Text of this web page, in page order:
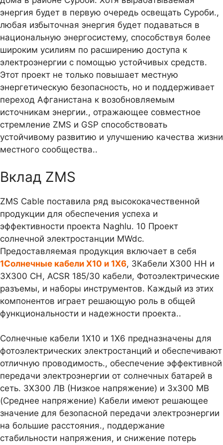
энергия будет в первую очередь освещать Суроби.,
любая избыточная энергия будет подаваться в
национальную энергосистему, способствуя более
широким усилиям по расширению доступа к
электроэнергии с помощью устойчивых средств.
Этот проект не только повышает местную
энергетическую безопасность, но и поддерживает
переход Афганистана к возобновляемым
источникам энергии., отражающее совместное
стремление ZMS и GSP способствовать
устойчивому развитию и улучшению качества жизни
местного сообщества..
Вклад ZMS
ZMS Cable поставила ряд высококачественной
продукции для обеспечения успеха и
эффективности проекта Naghlu. 10 Проект
солнечной электростанции MWdc.
Предоставляемая продукция включает в себя
1Солнечные кабели X10 и 1X6, 3Кабели X300 НН и
3X300 СН, ACSR 185/30 кабели, Фотоэлектрические
разъемы, и наборы инструментов. Каждый из этих
компонентов играет решающую роль в общей
функциональности и надежности проекта..
Солнечные кабели 1X10 и 1X6 предназначены для
фотоэлектрических электростанций и обеспечивают
отличную проводимость., обеспечение эффективной
передачи электроэнергии от солнечных батарей в
сеть. 3X300 ЛВ (Низкое напряжение) и 3х300 МВ
(Среднее напряжение) Кабели имеют решающее
значение для безопасной передачи электроэнергии
на большие расстояния., поддержание
стабильности напряжения, и снижение потерь